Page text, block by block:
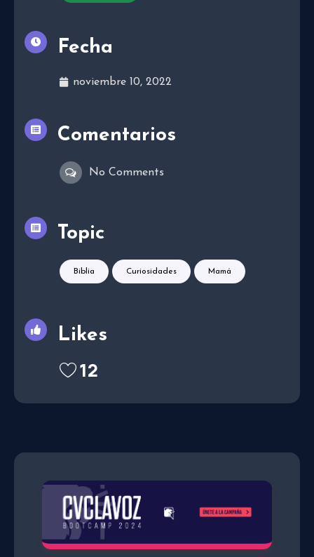
Fecha
noviembre 10, 2022
Comentarios
No Comments
Topic
Biblia Curiosidades Mamá
Likes
12